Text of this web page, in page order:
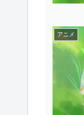
アニメ